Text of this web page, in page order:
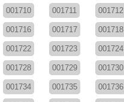
001710 001711 001712
001716 001717 001718
001722 001723 001724
001728 001729 001730
001734 001735 001736